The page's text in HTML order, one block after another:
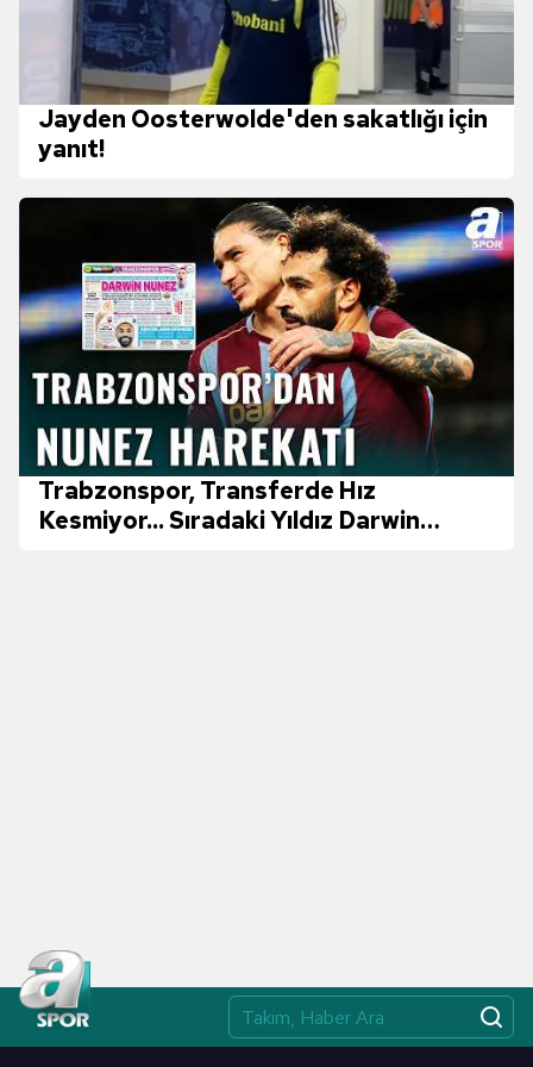
verileriniz işlenmekte olup gerekli olan çerezler bilgi
toplumu hizmetlerinin sunulması amacıyla
kullanılmaktadır. Diğer çerezler, sitemizin daha işlevsel
kılınması ve kişiselleştirilmesi ve sizlere yönelik
reklam/pazarlama faaliyetlerinin yapılması, amaçlarıyla
sınırlı olarak açık rızanız dahilinde kullanılacaktır.
Çerezlere ilişkin tercihlerinizi aşağıda yer alan panel
vasıtasıyla belirleyebilirsiniz. Çerezlere ilişkin detaylı bilgi
için Ayarlar butonuna tıklayabilir,Çerez Bilgilendirme
Metnimiziziyaret edebilirsiniz.
6698 sayılı Kişisel Verilerin Korunması Kanunu uyarınca
hazırlanmış Aydınlatma Metnimizi okumak ve sitemizde
ilgili mevzuata uygun olarak kullanılan çerezlerle ilgili bilgi
almak için lütfen
tıklayınız.
Jayden Oosterwolde'den sakatlığı için
yanıt!
Trabzonspor, Transferde Hız
Kesmiyor... Sıradaki Yıldız Darwin